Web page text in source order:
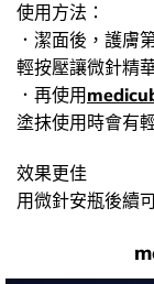
使用方法：
．潔面後，護膚
輕按壓讓微針精
．再使用
塗抹使用時會有
效果更佳
用微針安瓶後續